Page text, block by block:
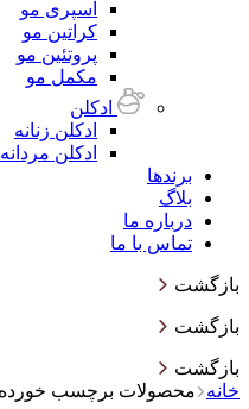
اسپری مو
کراتین مو
پروتئین مو
مکمل مو
ادکلن
ادکلن زنانه
ادکلن مردانه
برندها
بلاگ
درباره ما
تماس با ما
بازگشت
بازگشت
بازگشت
خانه
محصولات برچسب